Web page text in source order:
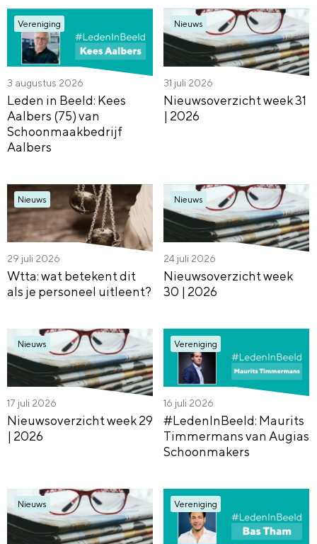
Vereniging
3 augustus 2026
Leden in Beeld: Kees
Aalbers (75) van
Schoonmaakbedrijf
Aalbers
Nieuws
31 juli 2026
Nieuwsoverzicht week 31
| 2026
Nieuws
29 juli 2026
Wtta: wat betekent dit
als je personeel uitleent?
Nieuws
24 juli 2026
Nieuwsoverzicht week
30 | 2026
Nieuws
17 juli 2026
Nieuwsoverzicht week 29
| 2026
Vereniging
16 juli 2026
#LedenInBeeld: Maurits
Timmermans van Augias
Schoonmakers
Nieuws Vereniging